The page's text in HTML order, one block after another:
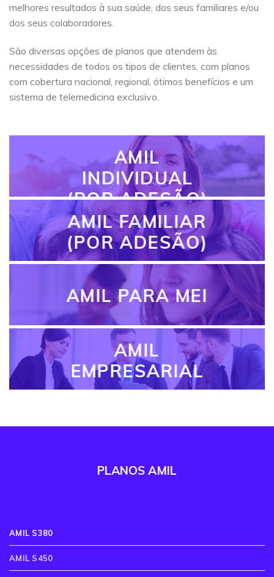
melhores resultados à sua saúde, dos seus familiares e/ou
dos seus colaboradores.
São diversas opções de planos que atendem às
necessidades de todos os tipos de clientes, com planos
com cobertura nacional, regional, ótimos benefícios e um
sistema de telemedicina exclusivo.
AMIL
INDIVIDUAL
(POR ADESÃO)
AMIL FAMILIAR
(POR ADESÃO)
AMIL PARA MEI
AMIL
EMPRESARIAL
PLANOS AMIL
AMIL S380
AMIL S450